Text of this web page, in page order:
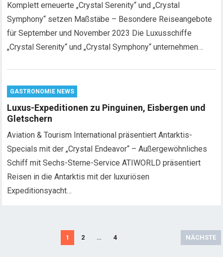
Komplett erneuerte „Crystal Serenity“ und „Crystal
Symphony“ setzen Maßstäbe – Besondere Reiseangebote
für September und November 2023 Die Luxusschiffe
„Crystal Serenity“ und „Crystal Symphony“ unternehmen…
GASTRONOMIE NEWS
Luxus-Expeditionen zu Pinguinen, Eisbergen und
Gletschern
Aviation & Tourism International präsentiert Antarktis-
Specials mit der „Crystal Endeavor“ – Außergewöhnliches
Schiff mit Sechs-Sterne-Service ATIWORLD präsentiert
Reisen in die Antarktis mit der luxuriösen
Expeditionsyacht…
1 2 … 4 NÄCHSTE